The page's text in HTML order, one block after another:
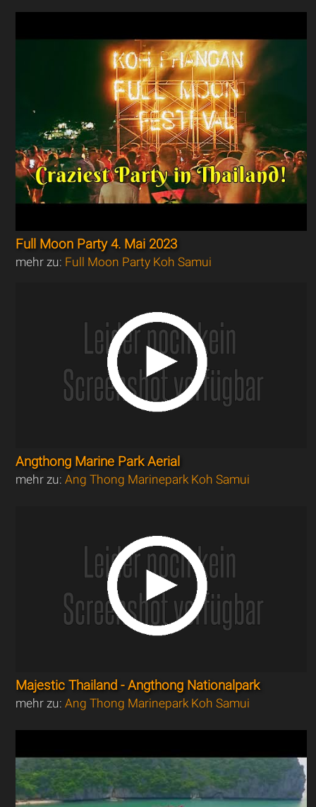
Full Moon Party 4. Mai 2023
mehr zu: Full Moon Party Koh Samui
Angthong Marine Park Aerial
mehr zu:Ang Thong Marinepark Koh Samui
Majestic Thailand - Angthong Nationalpark
mehr zu:Ang Thong Marinepark Koh Samui